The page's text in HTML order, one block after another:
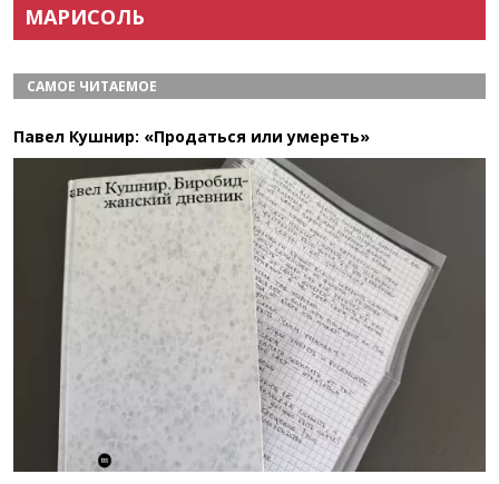
МАРИСОЛЬ
САМОЕ ЧИТАЕМОЕ
Павел Кушнир: «Продаться или умереть»